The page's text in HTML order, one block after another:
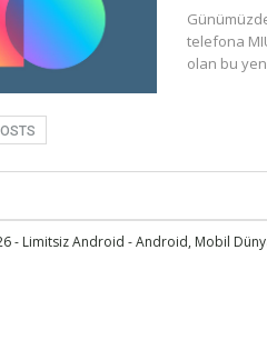
telefona
olan bu
- Limitsiz Android - Android, Mobil